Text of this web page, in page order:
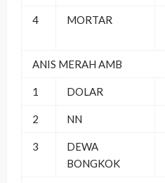
4 MORTAR
ANIS MERAH AMB
1 DOLAR
2 NN
3
DEWA
BONGKOK